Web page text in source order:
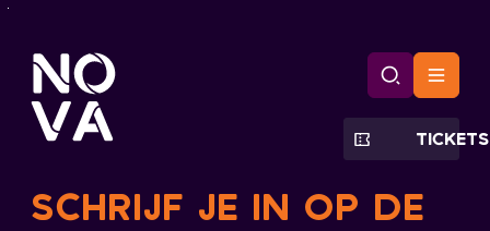
CC Nova
TICKETS
ZoekMenu
SCHRIJF JE IN OP DE